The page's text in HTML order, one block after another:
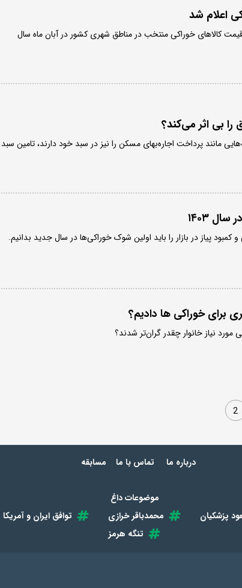
اعلام شد
کالاهای خوراکی منتخب در مناطق شهری کشور در آبان ماه سال
را بی اثر می‌کند؟
مانند پرداخت اجاره‌بهای مسکن را نیز در سبد خود دارند، تامین سبد
۱۴۰۳
پیاز در بازار را باید اولین شوک خوراکی‌ها در سال جدید بدانیم.
2
درباره ما تماس با ما مسابقه
موضوعات داغ
پزشکیان محمدباقر خرازی
توافق ایران و آمریکا
تنگه هرمز